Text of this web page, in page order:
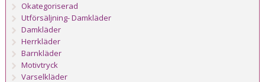
Okategoriserad
Utförsäljning- Damkläder
Damkläder
Herrkläder
Barnkläder
Motivtryck
Varselkläder